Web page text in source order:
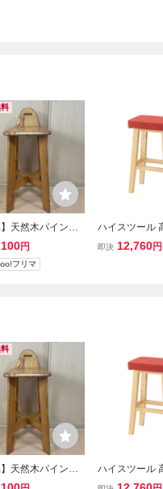
】天然木パイン材
ンタースツール
ア カントリー調
さ78cm
円
フリマ
ハイスツール
天然木 カウン
即決 12,760円
】天然木パイン材
ンタースツール
ハイスツール
天然木 カウン